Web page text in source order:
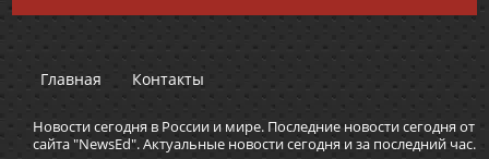
Главная Контакты
Новости сегодня в России и мире. Последние новости сегодня от
сайта "NewsEd". Актуальные новости сегодня и за последний час.